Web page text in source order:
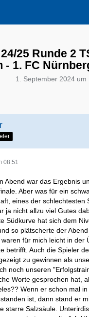
25 Runde 2
- 1. FC
1. September 2024 um
08:51
Abend war das Ergebnis
Aber was für ein
eines der schlechtesten
ja nicht allzu viel Gutes
Südkurve hat sich dem
so plätscherte der
für mich leicht in der
betrifft. Auch die Spieler
zu gewinnen als
noch unseren
Worte gesprochen hat,
Wenn er schon mal
ist, dann stand er
starre Salzsäule.